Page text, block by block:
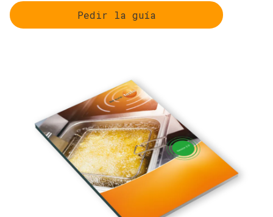
Pedir la guía